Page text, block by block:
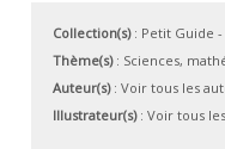
Collection(s): Petit Guide
Thème(s): Sciences,
Auteur(s): Voir tous les
Illustrateur(s): Voir tous